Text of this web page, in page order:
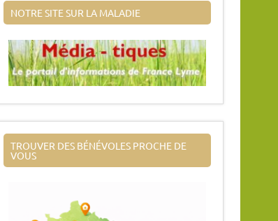
NOTRE SITE SUR LA MALADIE
TROUVER DES BÉNÉVOLES PROCHE DE
VOUS